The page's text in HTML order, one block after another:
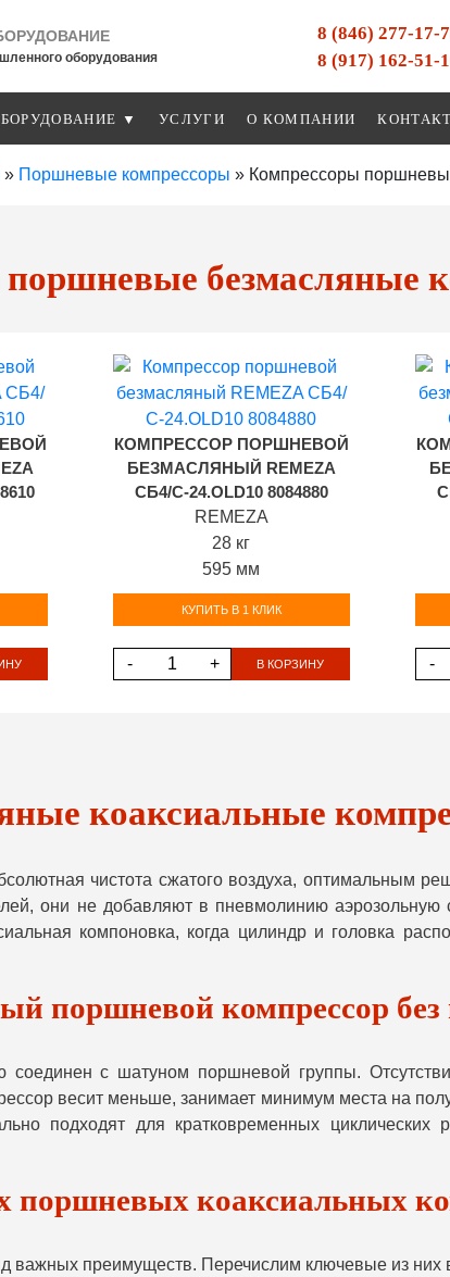
оборудования
8 (846) 277-17-
8 (917) 162-51-
▼ УСЛУГИ О КОМПАНИИ
» Поршневые компрессоры » Компрессоры
безмасляные
КОМПРЕССОР ПОРШНЕВОЙ
БЕЗМАСЛЯНЫЙ REMEZA
СБ4/С-24.OLD10 8084880
REMEZA
28 кг
595 мм
КУПИТЬ В 1 КЛИК
- + В КОРЗИНУ -
коаксиальные
чистота сжатого воздуха, оптимальным
они не добавляют в пневмолинию аэрозольную
компоновка, когда цилиндр и головка
поршневой компрессор без
соединен с шатуном поршневой группы.
весит меньше, занимает минимум места на
подходят для кратковременных циклических
поршневых коаксиальных
важных преимуществ. Перечислим ключевые из них